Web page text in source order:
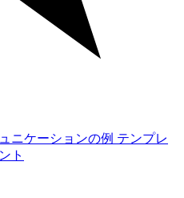
ニケーションの例 テンプレ
ト